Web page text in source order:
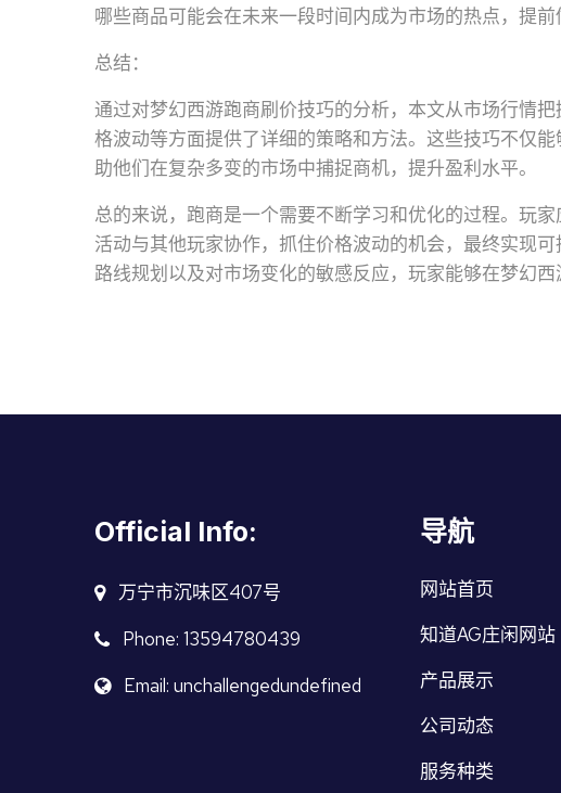
哪些商品可能会在未来一段时间内成为市场的热点，提前
总结：
通过对梦幻西游跑商刷价技巧的分析，本文从市场行情
格波动等方面提供了详细的策略和方法。这些技巧不仅
助他们在复杂多变的市场中捕捉商机，提升盈利水平。
总的来说，跑商是一个需要不断学习和优化的过程。玩
活动与其他玩家协作，抓住价格波动的机会，最终实现
路线规划以及对市场变化的敏感反应，玩家能够在梦幻
Official Info:
万宁市沉味区407号
Phone: 13594780439
Email: unchallengedundefined
导航
网站首页
知道AG庄闲网站
产品展示
公司动态
服务种类